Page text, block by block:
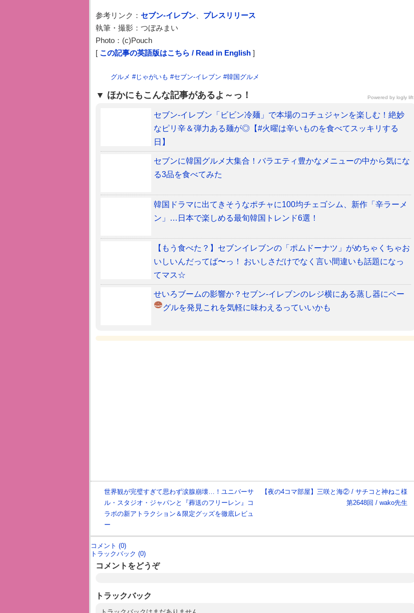
参考リンク： セブン-イレブン、 プレスリリース
執筆・撮影：つぼみまい
Photo：(c)Pouch
[ この記事の英語版はこちら / Read in English]
グルメ #じゃがいも #セブン-イレブン #韓国グルメ
ほかにもこんな記事があるよ～っ！
セブン-イレブン「ビビン冷麺」で本場のコチュジャンを楽しむ！絶妙
なピリ辛＆弾力ある麺が◎【#火曜は辛いものを食べてスッキリする
日】
セブンに韓国グルメ大集合！バラエティ豊かなメニューの中から気にな
る3品を食べてみた
韓国ドラマに出てきそうなポチャに100均チェゴシム、新作「辛ラーメ
ン」…日本で楽しめる最旬韓国トレンド6選！
【もう食べた？】セブンイレブンの「ポムドーナツ」がめちゃくちゃお
いしいんだってば〜っ！ おいしさだけでなく言い間違いも話題になっ
てマス☆
せいろブームの影響か？セブン-イレブンのレジ横にある蒸し器にベー
グルを発見これを気軽に味わえるっていいかも
Powered by logly lift
世界観が完璧すぎて思わず涙腺崩壊…！ユニバーサ
ル・スタジオ・ジャパンと『葬送のフリーレン』コ
ラボの新アトラクション＆限定グッズを徹底レビュ
ー
【夜の4コマ部屋】三咲と海② / サチコと神ねこ様
第2648回 / wako先生
コメント (0)
トラックバック (0)
コメントをどうぞ
トラックバック